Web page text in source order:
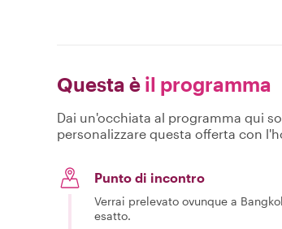
Questa è il programma
Dai un'occhiata al programma qui
personalizzare questa offerta con
Punto di incontro
Verrai prelevato ovunque a
esatto.